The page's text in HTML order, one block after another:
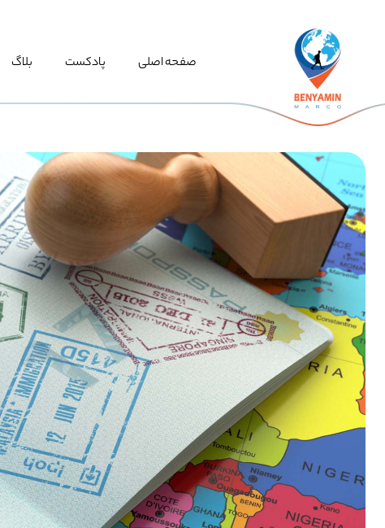
صفحه اصلی پادکست بلاگ